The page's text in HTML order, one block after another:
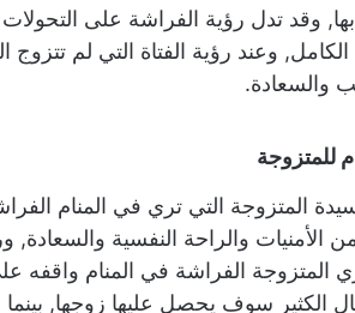
وقد تدل رؤية الفراشة على التحولات
الكامل, وعند رؤية الفتاة التي لم
والسعادة.
للمتزوجة
المتزوجة التي تري في المنام
من الأمنيات والراحة النفسية
المتزوجة الفراشة في المنام واقفه
الكثير سوف يحصل عليها زوجها,